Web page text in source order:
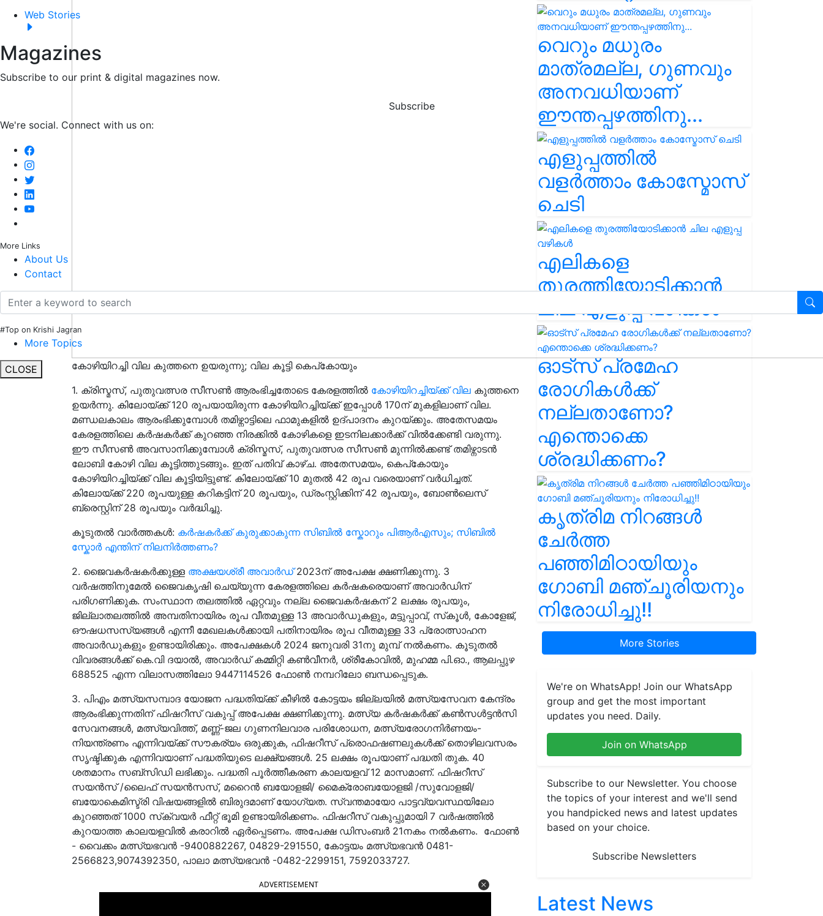
Web Stories
Magazines
Subscribe to our print & digital magazines now.
Subscribe
We're social. Connect with us on:
More Links
About Us
Contact
#Top on Krishi Jagran
More Topics
CLOSE
കോഴിയിറച്ചി വില കുത്തനെ ഉയരുന്നു; വില കൂട്ടി കെപ്കോയും
1. ക്രിസ്മസ്, പുതുവത്സര സീസൺ ആരംഭിച്ചതോടെ കേരളത്തിൽ കോഴിയിറച്ചിയ്ക്ക് വില കുത്തനെ
ഉയർന്നു. കിലോയ്ക്ക് 120 രൂപയായിരുന്ന കോഴിയിറച്ചിയ്ക്ക് ഇപ്പോൾ 170ന് മുകളിലാണ് വില.
മണ്ഡലകാലം ആരംഭിക്കുമ്പോൾ തമിഴ്നാട്ടിലെ ഫാമുകളിൽ ഉദ്പാദനം കുറയ്ക്കും. അതേസമയം
കേരളത്തിലെ കർഷകർക്ക് കുറഞ്ഞ നിരക്കിൽ കോഴികളെ ഇടനിലക്കാർക്ക് വിൽക്കേണ്ടി വരുന്നു.
ഈ സീസൺ അവസാനിക്കുമ്പോൾ ക്രിസ്മസ്, പുതുവത്സര സീസൺ മുന്നിൽക്കണ്ട് തമിഴ്നാടൻ
ലോബി കോഴി വില കൂട്ടിത്തുടങ്ങും. ഇത് പതിവ് കാഴ്ച. അതേസമയം, കെപ്കോയും
കോഴിയിറച്ചിയ്ക്ക് വില കൂട്ടിയിട്ടുണ്ട്. കിലോയ്ക്ക് 10 മുതൽ 42 രൂപ വരെയാണ് വർധിച്ചത്.
കിലോയ്‌ക്ക് 220 രൂപയുള്ള കറികട്ടിന് 20 രൂപയും, ഡ്രംസ്റ്റിക്കിന് 42 രൂപയും, ബോൺലെസ്
ബ്രെസ്റ്റിന് 28 രൂപയും വർദ്ധിച്ചു.
കൂടുതൽ വാർത്തകൾ: കർഷകർക്ക് കുരുക്കാകുന്ന സിബിൽ സ്കോറും പിആർഎസും; സിബിൽ
സ്കോർ എന്തിന് നിലനിർത്തണം?
2. ജൈവകര്‍ഷകർക്കുള്ള അക്ഷയശ്രീ അവാര്‍ഡ്2023ന് അപേക്ഷ ക്ഷണിക്കുന്നു. 3
വര്‍ഷത്തിനുമേല്‍ ജൈവകൃഷി ചെയ്യുന്ന കേരളത്തിലെ കര്‍ഷകരെയാണ് അവാര്‍ഡിന്
പരിഗണിക്കുക. സംസ്ഥാന തലത്തില്‍ ഏറ്റവും നല്ല ജൈവകര്‍ഷകന് 2 ലക്ഷം രൂപയും,
ജില്ലാതലത്തില്‍ അമ്പതിനായിരം രൂപ വീതമുള്ള 13 അവാര്‍ഡുകളും, മട്ടുപ്പാവ്, സ്‌കൂള്‍, കോളേജ്,
ഔഷധസസ്യങ്ങള്‍ എന്നീ മേഖലകള്‍ക്കായി പതിനായിരം രൂപ വീതമുള്ള 33 പ്രോത്സാഹന
അവാര്‍ഡുകളും ഉണ്ടായിരിക്കും. അപേക്ഷകള്‍ 2024 ജനുവരി 31നു മുമ്പ് നൽകണം. കൂടുതല്‍
വിവരങ്ങള്‍ക്ക് കെ.വി ദയാല്‍, അവാര്‍ഡ് കമ്മിറ്റി കണ്‍വീനര്‍, ശ്രീകോവില്‍, മുഹമ്മ പി.ഓ., ആലപ്പുഴ
688525 എന്ന വിലാസത്തിലോ 9447114526 ഫോണ്‍ നമ്പറിലോ ബന്ധപ്പെടുക.
3. പിഎം മത്സ്യസമ്പാദ യോജന പദ്ധതിയ്ക്ക് കീഴില്‍ കോട്ടയം ജില്ലയിൽ മത്സ്യസേവന കേന്ദ്രം
ആരംഭിക്കുന്നതിന് ഫിഷറീസ് വകുപ്പ് അപേക്ഷ ക്ഷണിക്കുന്നു. മത്സ്യ കര്‍ഷകര്‍ക്ക് കണ്‍സള്‍ട്ടന്‍സി
സേവനങ്ങള്‍, മത്സ്യവിത്ത്, മണ്ണ്-ജല ഗുണനിലവാര പരിശോധന, മത്സ്യരോഗനിര്‍ണയം-
നിയന്ത്രണം എന്നിവയ്ക്ക് സൗകര്യം ഒരുക്കുക, ഫിഷറീസ് പ്രൊഫഷണലുകള്‍ക്ക് തൊഴിലവസരം
സൃഷ്ടിക്കുക എന്നിവയാണ് പദ്ധതിയുടെ ലക്ഷ്യങ്ങൾ. 25 ലക്ഷം രൂപയാണ് പദ്ധതി തുക. 40
ശതമാനം സബ്‌സിഡി ലഭിക്കും. പദ്ധതി പൂര്‍ത്തീകരണ കാലയളവ് 12 മാസമാണ്. ഫിഷറീസ്
സയന്‍സ് /ലൈഫ് സയന്‍സസ്, മറൈന്‍ ബയോളജി/ മൈക്രോബയോളജി /സുവോളജി/
ബയോകെമിസ്ട്രി വിഷയങ്ങളില്‍ ബിരുദമാണ് യോഗ്യത. സ്വന്തമായോ പാട്ടവ്യവസ്ഥയിലോ
കുറഞ്ഞത് 1000 സ്‌ക്വയര്‍ ഫീറ്റ് ഭൂമി ഉണ്ടായിരിക്കണം. ഫിഷറീസ് വകുപ്പുമായി 7 വര്‍ഷത്തില്‍
കുറയാത്ത കാലയളവില്‍ കരാറില്‍ ഏര്‍പ്പെടണം. അപേക്ഷ ഡിസംബര്‍ 21നകം നല്‍കണം. ഫോണ്‍
- വൈക്കം മത്സ്യഭവന്‍ -9400882267, 04829-291550, കോട്ടയം മത്സ്യഭവന്‍ 0481-
2566823,9074392350, പാലാ മത്സ്യഭവന്‍ -0482-2299151, 7592033727.
ADVERTISEMENT
വെറും മധുരം
മാത്രമല്ല, ഗുണവും
അനവധിയാണ്
ഈന്തപ്പഴത്തിനു...
എളുപ്പത്തിൽ
വളർത്താം കോസ്മോസ്
ചെടി
എലികളെ
തുരത്തിയോടിക്കാൻ
ചില എളുപ്പ വഴികൾ
ഓട്സ് പ്രമേഹ
രോഗികൾക്ക്
നല്ലതാണോ?
എന്തൊക്കെ
ശ്രദ്ധിക്കണം?
കൃത്രിമ നിറങ്ങൾ
ചേർത്ത
പഞ്ഞിമിഠായിയും
ഗോബി മഞ്ചൂരിയനും
നിരോധിച്ചു!!
More Stories
We're on WhatsApp! Join our WhatsApp
group and get the most important
updates you need. Daily.
Join on WhatsApp
Subscribe to our Newsletter. You choose
the topics of your interest and we'll send
you handpicked news and latest updates
based on your choice.
Subscribe Newsletters
Latest News